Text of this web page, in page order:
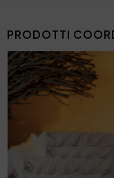
PRODOTTI